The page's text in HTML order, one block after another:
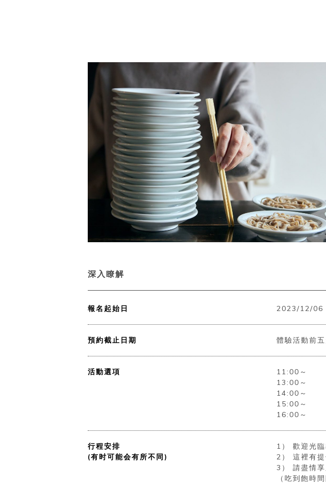
深入瞭解
報名起始日 2023/12/06
預約截止日期 體驗活動前
活動選項
11:00～
13:00～
14:00～
15:00～
16:00～
行程安排
(有时可能会有所不同)
1） 歡迎光
2） 這裡有
3） 請盡情享
（吃到飽時